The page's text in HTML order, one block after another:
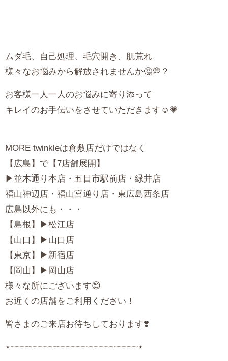
ムダ毛、自己処理、毛穴開き、肌荒れ
様々なお悩みから解放されませんか🤔💭？
お客様一人一人のお悩みに寄り添って
キレイのお手伝いをさせていただきます☺️💗
MORE twinkleは倉敷店だけではなく
【広島】で【7店舗展開】
▶並木通り本店・五日市駅前店・緑井店
福山神辺店・福山宮通り店・東広島西条店
広島以外にも・・・
【島根】▶松江店
【山口】▶山口店
【東京】▶新宿店
【岡山】▶岡山店
様々な所にございます😊
お近くの店舗をご利用ください！
皆さまのご来店お待ちしております❣️
⋆┈┈┈┈┈┈┈┈┈┈┈┈┈┈┈┈┈┈┈┈┈┈┈┈┈⋆